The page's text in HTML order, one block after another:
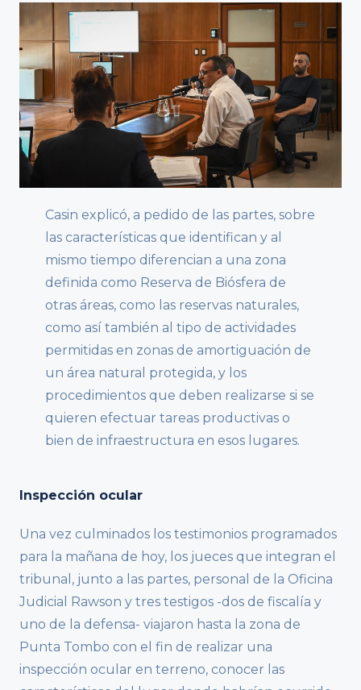
Casin explicó, a pedido de las partes, sobre
las características que identifican y al
mismo tiempo diferencian a una zona
definida como Reserva de Biósfera de
otras áreas, como las reservas naturales,
como así también al tipo de actividades
permitidas en zonas de amortiguación de
un área natural protegida, y los
procedimientos que deben realizarse si se
quieren efectuar tareas productivas o
bien de infraestructura en esos lugares.
Inspección ocular
Una vez culminados los testimonios programados
para la mañana de hoy, los jueces que integran el
tribunal, junto a las partes, personal de la Oficina
Judicial Rawson y tres testigos -dos de fiscalía y
uno de la defensa- viajaron hasta la zona de
Punta Tombo con el fin de realizar una
inspección ocular en terreno, conocer las